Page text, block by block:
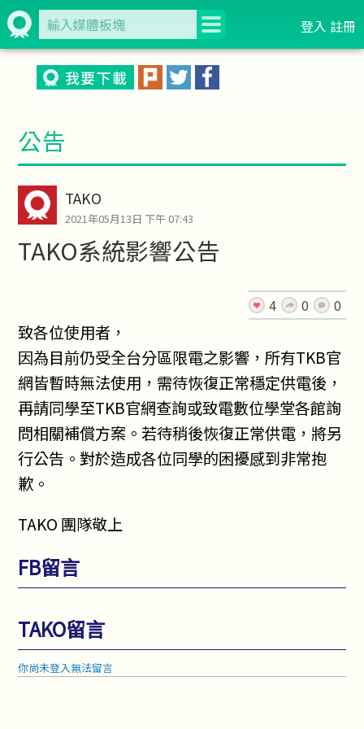
登入 註冊
公告
TAKO
2021年05月13日 下午 07:43
TAKO系統影響公告
4 0 0
致各位使用者，
因為目前仍受全台分區限電之影響，所有TKB官
網皆暫時無法使用，需待恢復正常穩定供電後，
再請同學至TKB官網查詢或致電數位學堂各館詢
問相關補償方案。若待稍後恢復正常供電，將另
行公告。對於造成各位同學的困擾感到非常抱
歉。
TAKO 團隊敬上
FB留言
TAKO留言
你尚未登入無法留言